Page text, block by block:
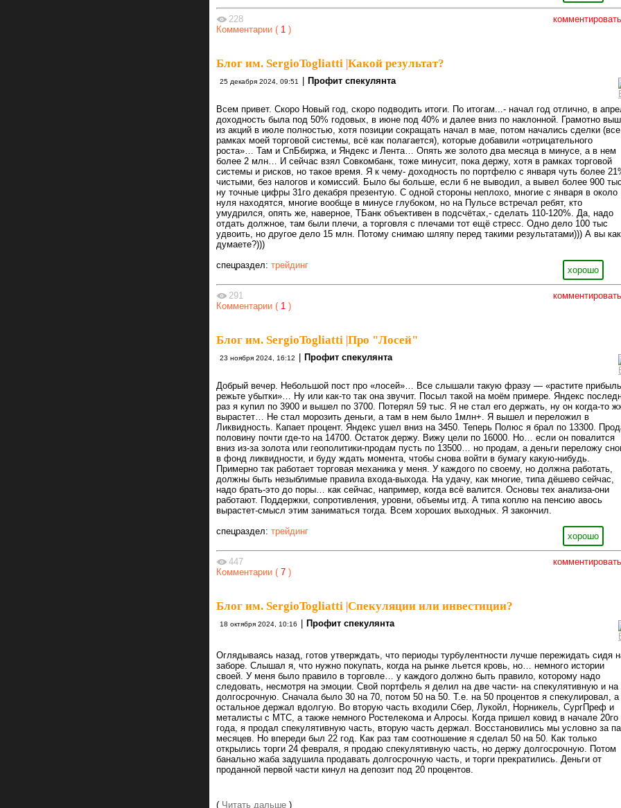
комментировать
228
Комментарии ( 1 )
Блог им. SergioTogliatti |Какой результат?
25 декабря 2024, 09:51 | Профит спекулянта
Всем привет. Скоро Новый год, скоро подводить итоги. По итогам...- начал год отлично, в
доходность была под 50% годовых, в июне под 40% и далее вниз по наклонной. Грамотно
из акций в июле полностью, хотя позиции сокращать начал в мае, потом начались сделки
рамках моей торговой системы, всё как полагается), которые добавили «отрицательного
роста»… Там и СпБбиржа, и Яндекс и Лента… Опять же золото два месяца в минусе, а в нем
более 2 млн… И сейчас взял Совкомбанк, тоже минусит, пока держу, хотя в рамках торговой
системы и рисков, но такое время. Я к чему- доходность по портфелю с января чуть более
чистыми, без налогов и комиссий. Было бы больше, если б не выводил, а вывел более 900 тыс,
ну точные цифры 31го декабря презентую. С одной стороны неплохо, многие с января в около
нуля находятся, многие вообще в минусе глубоком, но на Пульсе встречал ребят, кто
умудрился, опять же, наверное, ТБанк объективен в подсчётах,- сделать 110-120%. Да, надо
отдать должное, там были плечи, а торговля с плечами тот ещё стресс. Одно дело 100 тыс
удвоить, но другое дело 15 млн. Потому снимаю шляпу перед такими результатами))) А вы как
думаете?)))
хорошо
спецраздел: трейдинг
комментировать
291
Комментарии ( 1 )
Блог им. SergioTogliatti |Про "Лосей"
23 ноября 2024, 16:12 Профит спекулянта
Добрый вечер. Небольшой пост про «лосей»… Все слышали такую фразу — «растите
режьте убытки»… Ну или как-то так она звучит. Посыл такой на моём примере. Яндекс
раз я купил по 3900 и вышел по 3700. Потерял 59 тыс. Я не стал его держать, ну он когда-то
вырастет… Не стал морозить деньги, а там в нем было 1млн+. Я вышел и переложил в
Ликвидность. Капает процент. Яндекс ушел вниз на 3450. Теперь Полюс я брал по 13300.
половину почти где-то на 14700. Остаток держу. Вижу цели по 16000. Но… если он повалится
вниз из-за золота или геополитики-продам пусть по 13500… но продам, а деньги переложу
в фонд ликвидности, и буду ждать момента, чтобы снова войти в бумагу какую-нибудь.
Примерно так работает торговая механика у меня. У каждого по своему, но должна работать,
должны быть незыблимые правила входа-выхода. На удачу, как многие, типа дёшево сейчас,
надо брать-это до поры… как сейчас, например, когда всё валится. Основы тех анализа-они
работают. Поддержки, сопротивления, уровни, объемы итд. А типа коплю на пенсию авось
вырастет-смысл этим заниматься тогда. Всем хороших выходных. Я закончил.
хорошо
спецраздел: трейдинг
комментировать
447
Комментарии ( 7 )
Блог им. SergioTogliatti |Спекуляции или инвестиции?
18 октября 2024, 10:16 Профит спекулянта
Оглядываясь назад, готов утверждать, что периоды турбулентности лучше пережидать сидя
заборе. Слышал я, что нужно покупать, когда на рынке льется кровь, но… немного истории
своей. У меня было правило в торговле… у каждого должно быть правило, которому надо
следовать, несмотря на эмоции. Свой портфель я делил на две части- на спекулятивную и на
долгосрочную. Сначала было 30 на 70, потом 50 на 50. Т.е. на 50 процентов я спекулировал, а
остальное держал вдолгую. Во вторую часть входили Сбер, Лукойл, Норникель, СургПреф и
металисты с МТС, а также немного Ростелекома и Алросы. Когда пришел ковид в начале 20го
года, я продал спекулятивную часть, вторую часть держал. Восстановились мы условно за
месяцев. Но впереди был 22 год. Как раз там соотношение я сделал 50 на 50. Как только
открылись торги 24 февраля, я продаю спекулятивную часть, но держу долгосрочную. Потом
банально жаба задушила продавать долгосрочную часть, и торги прекратились. Деньги от
проданной первой части кинул на депозит под 20 процентов.
( Читать дальше )